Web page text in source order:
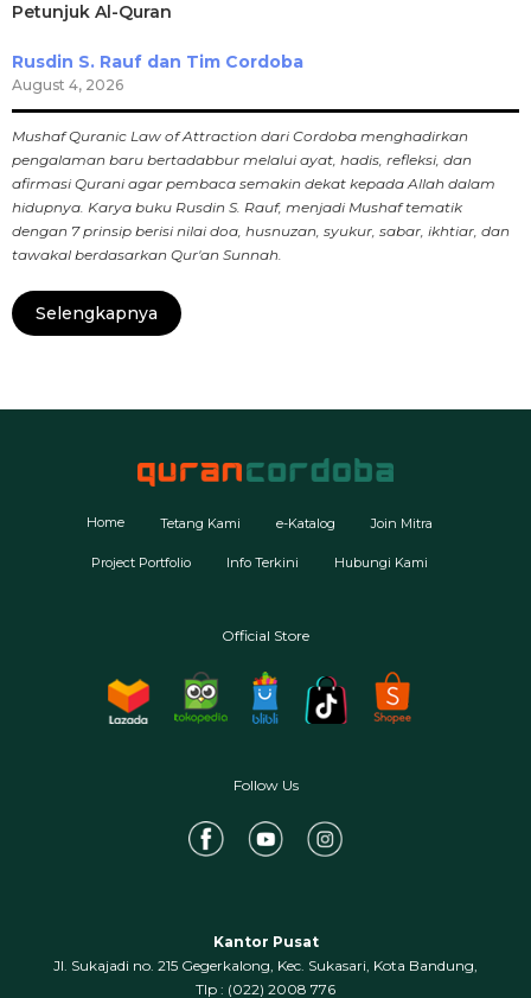
Petunjuk Al-Quran
Rusdin S. Rauf dan Tim Cordoba
August 4, 2026
Mushaf Quranic Law of Attraction dari Cordoba menghadirkan
pengalaman baru bertadabbur melalui ayat, hadis, refleksi, dan
afirmasi Qurani agar pembaca semakin dekat kepada Allah dalam
hidupnya. Karya buku Rusdin S. Rauf, menjadi Mushaf tematik
dengan 7 prinsip berisi nilai doa, husnuzan, syukur, sabar, ikhtiar, dan
tawakal berdasarkan Qur'an Sunnah.
Selengkapnya
Home Tetang Kami e-Katalog Join Mitra
Project Portfolio Info Terkini Hubungi Kami
Official Store
Follow Us
Kantor Pusat
Jl. Sukajadi no. 215 Gegerkalong, Kec. Sukasari, Kota Bandung,
‍Tlp : (022) 2008 776